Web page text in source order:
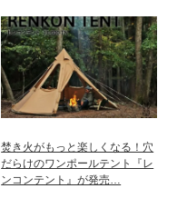
焚き火がもっと楽しくなる！穴
だらけのワンポールテント『レ
ンコンテント』が発売…